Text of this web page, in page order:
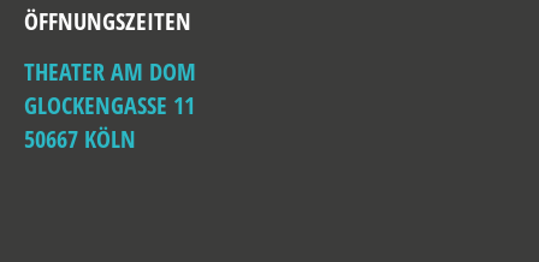
ÖFFNUNGSZEITEN
THEATER AM DOM
GLOCKENGASSE 11
50667 KÖLN